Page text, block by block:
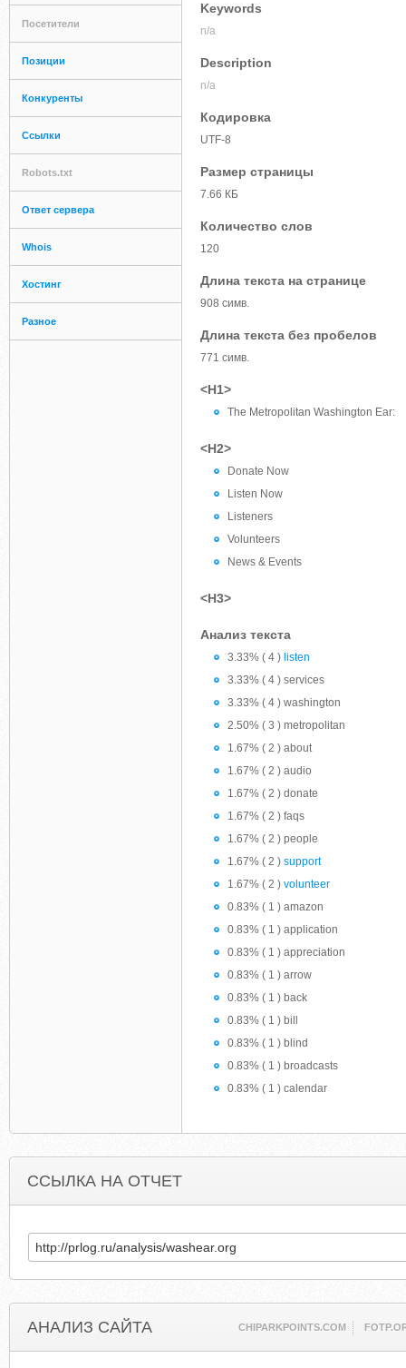
Посетители
Позиции
Конкуренты
Ссылки
Robots.txt
Ответ сервера
Whois
Хостинг
Разное
Keywords
n/a
Description
n/a
Кодировка
UTF-8
Размер страницы
7.66 КБ
Количество слов
120
Длина текста на странице
908 симв.
Длина текста без пробелов
771 симв.
<H1>
The Metropolitan Washington Ear:
<H2>
Donate Now
Listen Now
Listeners
Volunteers
News & Events
<H3>
Анализ текста
3.33% ( 4 ) listen
3.33% ( 4 ) services
3.33% ( 4 ) washington
2.50% ( 3 ) metropolitan
1.67% ( 2 ) about
1.67% ( 2 ) audio
1.67% ( 2 ) donate
1.67% ( 2 ) faqs
1.67% ( 2 ) people
1.67% ( 2 ) support
1.67% ( 2 ) volunteer
0.83% ( 1 ) amazon
0.83% ( 1 ) application
0.83% ( 1 ) appreciation
0.83% ( 1 ) arrow
0.83% ( 1 ) back
0.83% ( 1 ) bill
0.83% ( 1 ) blind
0.83% ( 1 ) broadcasts
0.83% ( 1 ) calendar
ССЫЛКА НА ОТЧЕТ
АНАЛИЗ САЙТА CHIPARKPOINTS.COM